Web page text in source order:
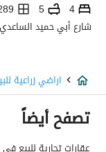
تفاصيل اضافية
عرض الشارع
رقم المخطط
رقم صك الملكية
4
5
289
اراضي زراعية
تصفح أيضاً
عقارات تجارية للبيع